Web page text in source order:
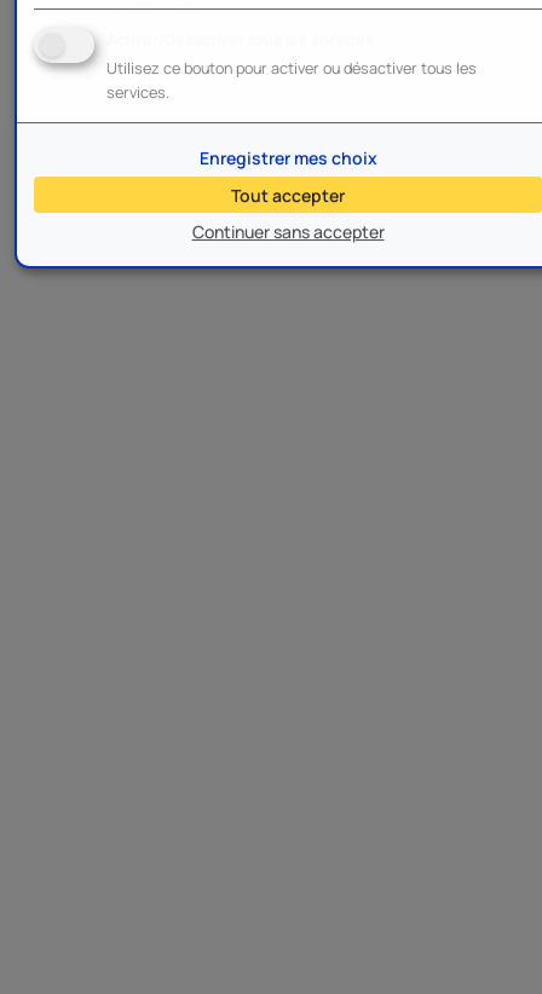
Utilisez ce bouton pour activer ou désactiver tous les
services.
Continuer sans accepter
Enregistrer mes choix
Tout accepter